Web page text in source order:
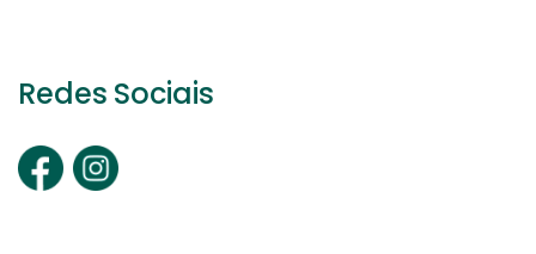
Redes Sociais